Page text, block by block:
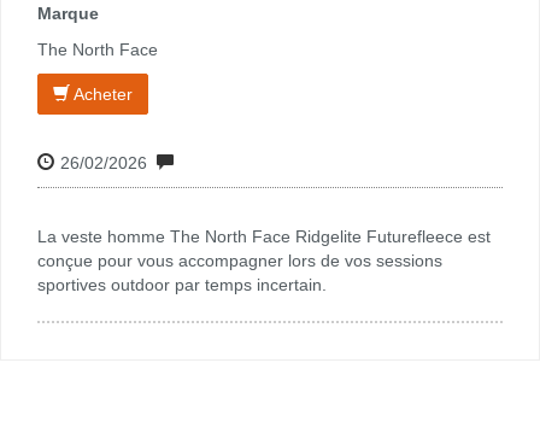
Marque
The North Face
Acheter
26/02/2026
La veste homme The North Face Ridgelite Futurefleece est
conçue pour vous accompagner lors de vos sessions
sportives outdoor par temps incertain.